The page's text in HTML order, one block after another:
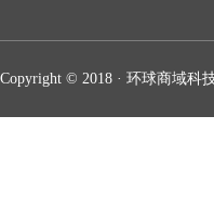
Copyright © 2018 · 环球商域科